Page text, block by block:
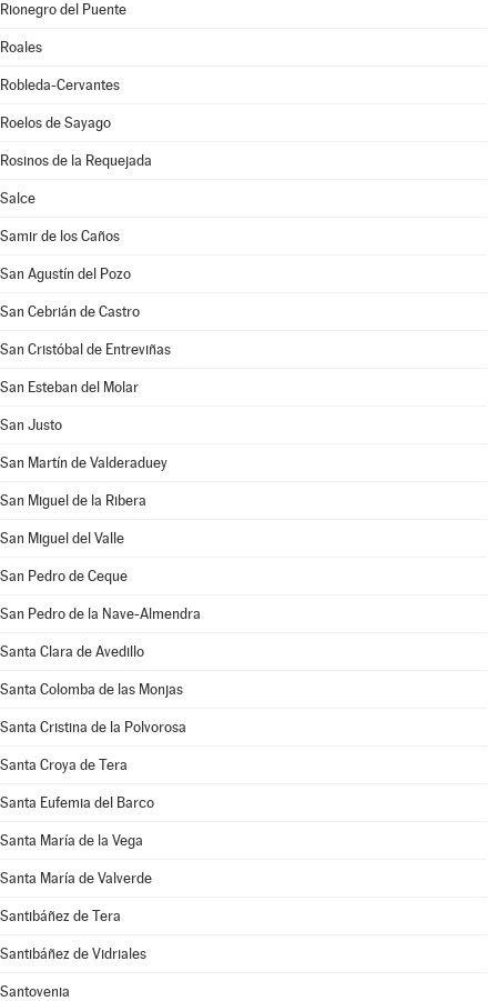
Rionegro del Puente
Roales
Robleda-Cervantes
Roelos de Sayago
Rosinos de la Requejada
Salce
Samir de los Caños
San Agustín del Pozo
San Cebrián de Castro
San Cristóbal de Entreviñas
San Esteban del Molar
San Justo
San Martín de Valderaduey
San Miguel de la Ribera
San Miguel del Valle
San Pedro de Ceque
San Pedro de la Nave-Almendra
Santa Clara de Avedillo
Santa Colomba de las Monjas
Santa Cristina de la Polvorosa
Santa Croya de Tera
Santa Eufemia del Barco
Santa María de la Vega
Santa María de Valverde
Santibáñez de Tera
Santibáñez de Vidriales
Santovenia